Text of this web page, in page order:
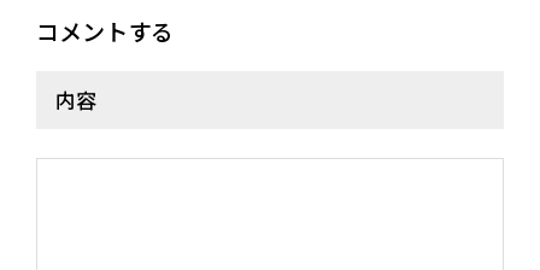
コメントする
内容